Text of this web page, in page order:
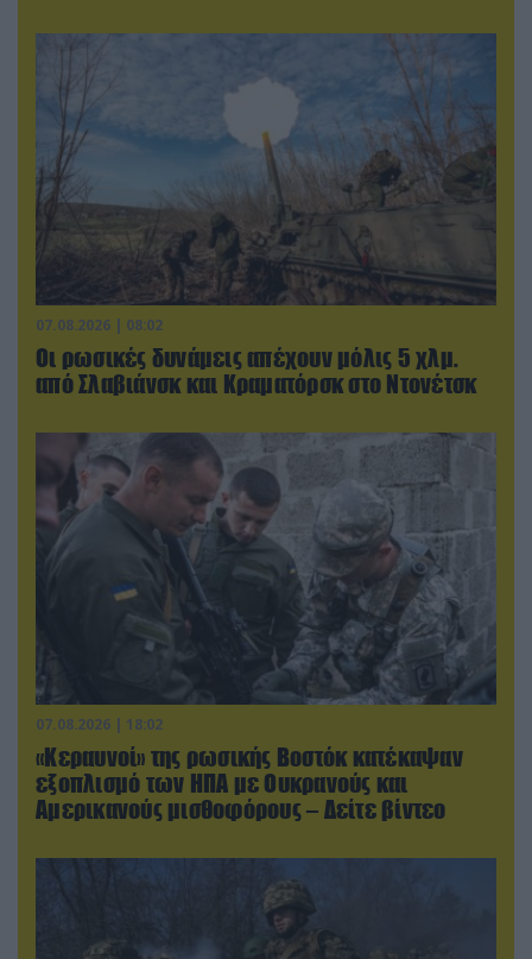
07.08.2026 | 08:02
Οι ρωσικές δυνάμεις απέχουν μόλις 5 χλμ.
από Σλαβιάνσκ και Κραματόρσκ στο Ντονέτσκ
07.08.2026 | 18:02
«Κεραυνοί» της ρωσικής Βοστόκ κατέκαψαν
εξοπλισμό των ΗΠΑ με Ουκρανούς και
Αμερικανούς μισθοφόρους – Δείτε βίντεο